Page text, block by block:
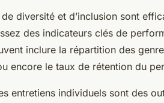
diversité et d’inclusion sont
des indicateurs clés de
inclure la répartition des
encore le taux de rétention du
entretiens individuels sont des